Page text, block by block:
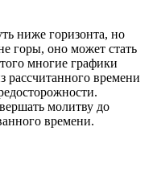
ниже горизонта, но
горы, оно может стать
многие графики
времени
молитву до
времени.